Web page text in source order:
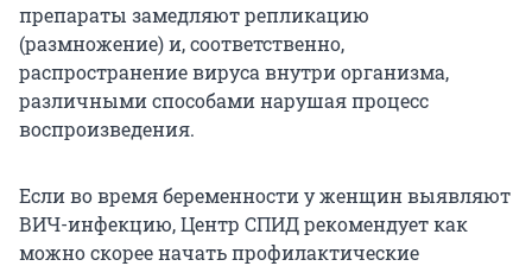
препараты замедляют репликацию
(размножение) и, соответственно,
распространение вируса внутри организма,
различными способами нарушая процесс
воспроизведения.
Если во время беременности у женщин выявляют
ВИЧ-инфекцию, Центр СПИД рекомендует как
можно скорее начать профилактические